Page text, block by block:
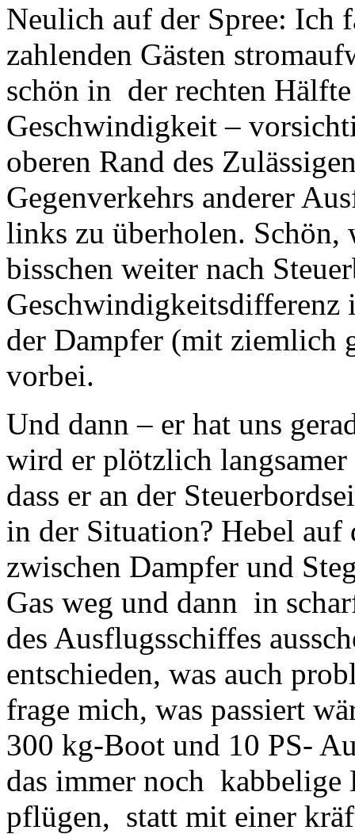
Neulich auf der Spree: Ich
zahlenden Gästen
schön in der rechten Hälfte
Geschwindigkeit –
oberen Rand des
Gegenverkehrs anderer
links zu überholen. Schön,
bisschen weiter nach
Geschwindigkeitsdifferenz
der Dampfer (mit ziemlich
vorbei.
Und dann – er hat uns
wird er plötzlich
dass er an der
in der Situation? Hebel auf
zwischen Dampfer und
Gas weg und dann in
des Ausflugsschiffes
entschieden, was auch
frage mich, was passiert
300 kg-Boot und 10 PS-
das immer noch kabbelige
pflügen, statt mit einer